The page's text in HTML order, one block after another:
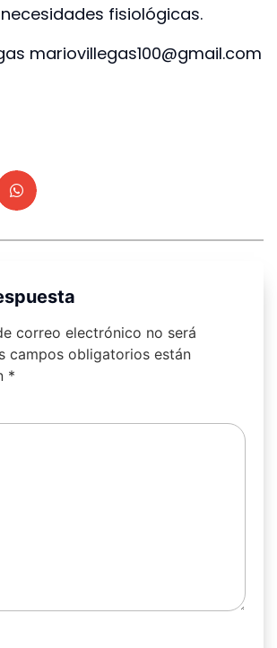
fisiológicas.
mariovillegas100@gmail.com
correo electrónico no será
campos obligatorios están
*